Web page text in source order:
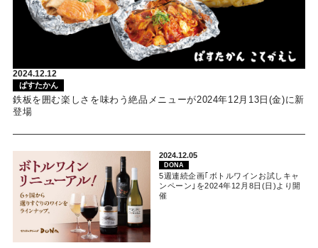
2024.12.12
ぱすたかん
鉄板を囲む楽しさを味わう絶品メニューが2024年12月13日(金)に新
登場
2024.12.05
DONA
5週連続企画｢ボトルワインお試しキャ
ンペーン｣を2024年12月8日(日)より開
催